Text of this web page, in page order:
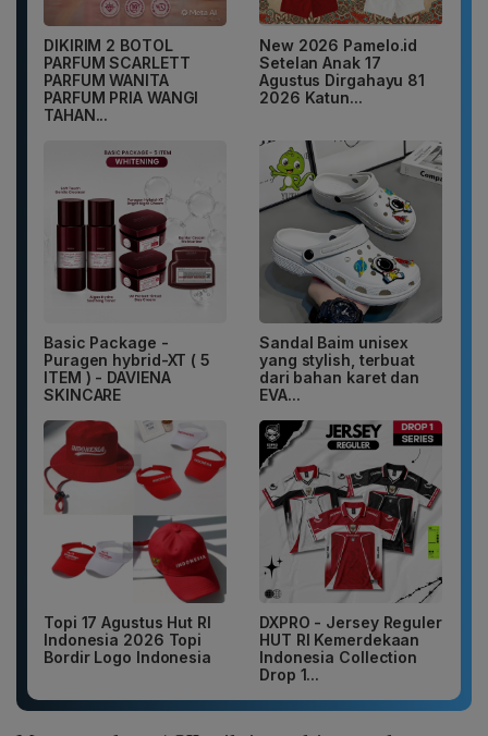
DIKIRIM 2 BOTOL
PARFUM SCARLETT
PARFUM WANITA
PARFUM PRIA WANGI
TAHAN...
New 2026 Pamelo.id
Setelan Anak 17
Agustus Dirgahayu 81
2026 Katun...
Basic Package -
Puragen hybrid-XT ( 5
ITEM ) - DAVIENA
SKINCARE
Sandal Baim unisex
yang stylish, terbuat
dari bahan karet dan
EVA...
Topi 17 Agustus Hut RI
Indonesia 2026 Topi
Bordir Logo Indonesia
DXPRO - Jersey Reguler
HUT RI Kemerdekaan
Indonesia Collection
Drop 1...